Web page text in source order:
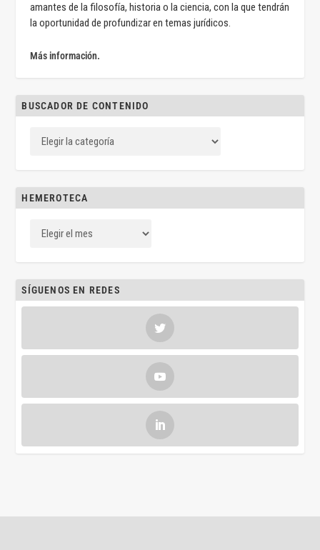
amantes de la filosofía, historia o la ciencia, con la que tendrán
la oportunidad de profundizar en temas jurídicos.
Más información.
BUSCADOR DE CONTENIDO
HEMEROTECA
SÍGUENOS EN REDES